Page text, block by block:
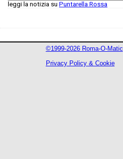
leggi la notizia su Puntarella Rossa
©1999-2026 Roma-O-Matic
Privacy Policy & Cookie